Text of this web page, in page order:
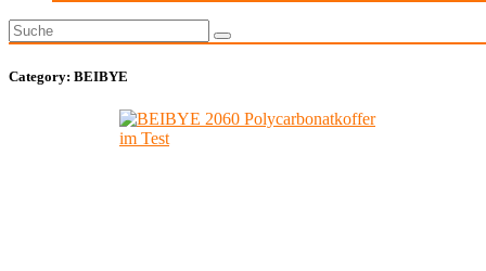
Category: BEIBYE